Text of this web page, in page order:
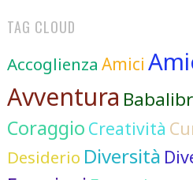
TAG CLOUD
Accoglienza Amici
Avventura
Coraggio Creatività
Desiderio Diversità